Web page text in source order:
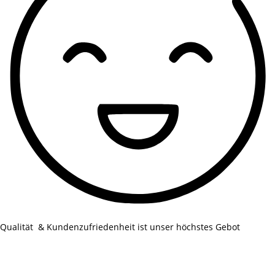
Qualität & Kundenzufriedenheit ist unser höchstes Gebot